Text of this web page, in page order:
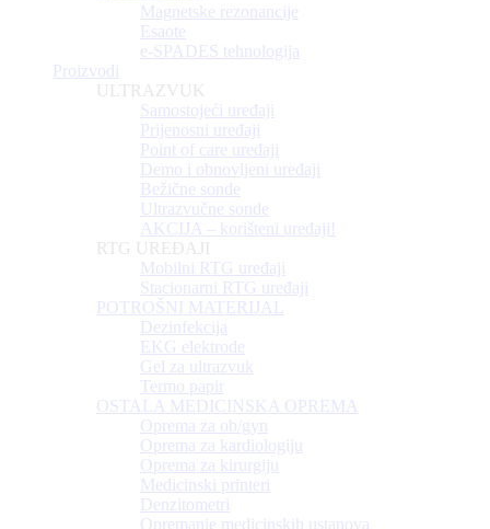
Magnetske rezonancije
Esaote
e-SPADES tehnologija
Proizvodi
ULTRAZVUK
Samostojeći uređaji
Prijenosni uređaji
Point of care uređaji
Demo i obnovljeni uređaji
Bežične sonde
Ultrazvučne sonde
AKCIJA – korišteni uređaji!
RTG UREĐAJI
Mobilni RTG uređaji
Stacionarni RTG uređaji
POTROŠNI MATERIJAL
Dezinfekcija
EKG elektrode
Gel za ultrazvuk
Termo papir
OSTALA MEDICINSKA OPREMA
Oprema za ob/gyn
Oprema za kardiologiju
Oprema za kirurgiju
Medicinski printeri
Denzitometri
Opremanje medicinskih ustanova